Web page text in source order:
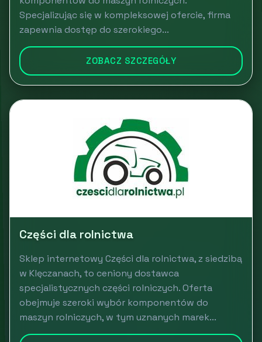
Specjalizując się w kompleksowej ofercie, firma
zapewnia dostęp do szerokiego...
ZOBACZ SZCZEGÓŁY
Części dla rolnictwa
Sklep internetowy Części dla rolnictwa, z siedzibą
w Klęczanach, to ceniony dostawca
specjalistycznych części rolniczych. Oferta
obejmuje szeroki wybór komponentów do
maszyn rolniczych, w tym uznanych marek...